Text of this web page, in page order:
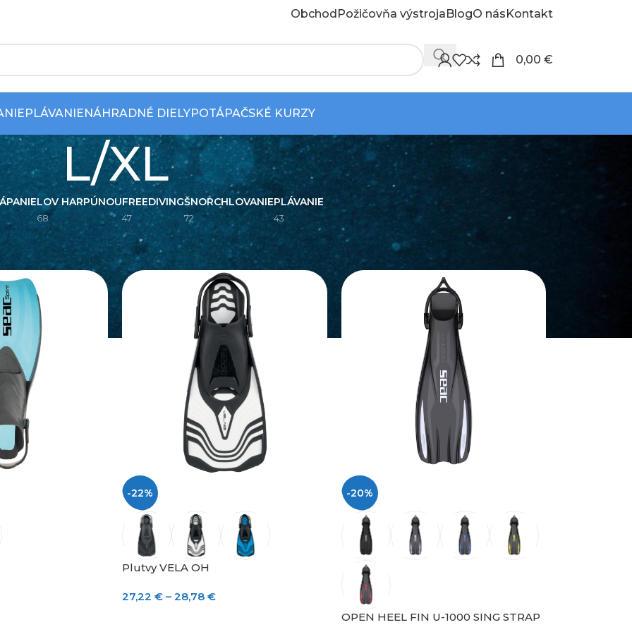
ObchodPožičovňa výstrojaBlogO násKontakt
0,00 €
PLÁVANIENÁHRADNÉ DIELYPOTÁPAČSKÉ KURZY
L/XL
LOV HARPÚNOU
68
FREEDIVING
47
ŠNORCHLOVANIE
72
PLÁVANIE
43
Zobraziť 9 18 24
-22%
Plutvy VELA OH
27,22 € – 28,78 €
-20%
OPEN HEEL FIN U-1000 SING STRAP